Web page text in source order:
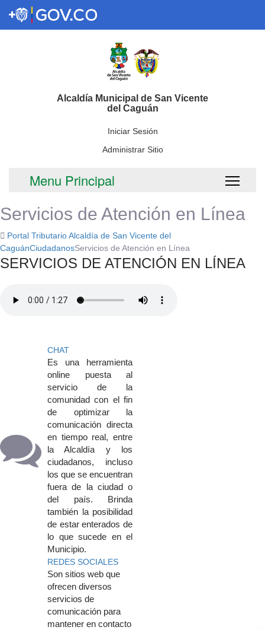
Alcaldía Municipal de San Vicente
del Caguán
Iniciar Sesión
Administrar Sitio
Menu Principal
Servicios de Atención en Línea
Portal Tributario Alcaldía de San Vicente del
CaguánCiudadanosServicios de Atención en Línea
​SER​VICIOS DE ATENCIÓN EN LÍNEA
CHAT
​Es una herramienta
online puesta al
servicio de la
comunidad con el fin
de optimizar la
comunicación directa
en tiempo real, entre
la Alcaldía y los
ciudadanos, incluso
los que se encuentran
fuera de la ciudad o
del país. Brinda
también la posibilidad
de estar enterados de
lo que​ sucede en el
Muni​cipio.
REDES S​OCIALES​
Son sitios web que
ofrecen diversos
servicios de
comunicación para
mantener en contacto